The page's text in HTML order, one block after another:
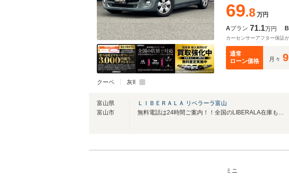
クーペ 灰II
69.8 万円
Aプラン 71.1万円 B
カーセンサーアフター保証
通常
ローン価格
月々
富山県
富山市
ＬＩＢＥＲＡＬＡ リベラーラ富山
無料電話は24時間ご案内！！全国のLIBERALA在庫も見たい方は一括照会が可能です！
ミニ